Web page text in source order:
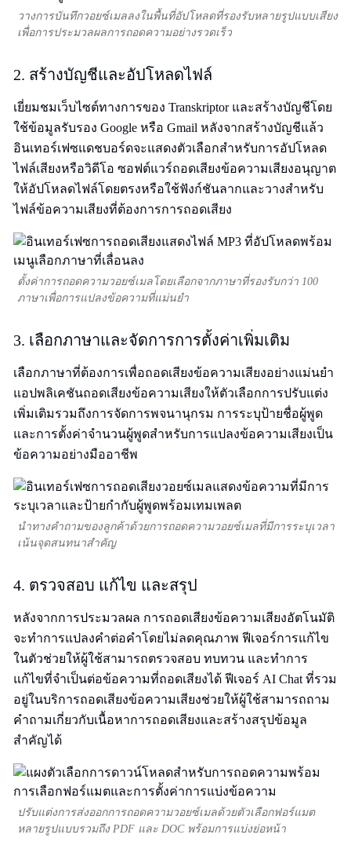
วางการบันทึกวอยซ์เมลลงในพื้นที่อัปโหลดที่รองรับหลายรูปแบบเสียง
เพื่อการประมวลผลการถอดความอย่างรวดเร็ว
2. สร้างบัญชีและอัปโหลดไฟล์
เยี่ยมชมเว็บไซต์ทางการของ Transkriptor และสร้างบัญชีโดย
ใช้ข้อมูลรับรอง Google หรือ Gmail หลังจากสร้างบัญชีแล้ว
อินเทอร์เฟซแดชบอร์ดจะแสดงตัวเลือกสำหรับการอัปโหลด
ไฟล์เสียงหรือวิดีโอ ซอฟต์แวร์ถอดเสียงข้อความเสียงอนุญาต
ให้อัปโหลดไฟล์โดยตรงหรือใช้ฟังก์ชันลากและวางสำหรับ
ไฟล์ข้อความเสียงที่ต้องการการถอดเสียง
ตั้งค่าการถอดความวอยซ์เมลโดยเลือกจากภาษาที่รองรับกว่า 100
ภาษาเพื่อการแปลงข้อความที่แม่นยำ
3. เลือกภาษาและจัดการการตั้งค่าเพิ่มเติม
เลือกภาษาที่ต้องการเพื่อถอดเสียงข้อความเสียงอย่างแม่นยำ
แอปพลิเคชันถอดเสียงข้อความเสียงให้ตัวเลือกการปรับแต่ง
เพิ่มเติมรวมถึงการจัดการพจนานุกรม การระบุป้ายชื่อผู้พูด
และการตั้งค่าจำนวนผู้พูดสำหรับการแปลงข้อความเสียงเป็น
ข้อความอย่างมืออาชีพ
นำทางคำถามของลูกค้าด้วยการถอดความวอยซ์เมลที่มีการระบุเวลา
เน้นจุดสนทนาสำคัญ
4. ตรวจสอบ แก้ไข และสรุป
หลังจากการประมวลผล การถอดเสียงข้อความเสียงอัตโนมัติ
จะทำการแปลงคำต่อคำโดยไม่ลดคุณภาพ ฟีเจอร์การแก้ไข
ในตัวช่วยให้ผู้ใช้สามารถตรวจสอบ ทบทวน และทำการ
แก้ไขที่จำเป็นต่อข้อความที่ถอดเสียงได้ ฟีเจอร์ AI Chat ที่รวม
อยู่ในบริการถอดเสียงข้อความเสียงช่วยให้ผู้ใช้สามารถถาม
คำถามเกี่ยวกับเนื้อหาการถอดเสียงและสร้างสรุปข้อมูล
สำคัญได้
ปรับแต่งการส่งออกการถอดความวอยซ์เมลด้วยตัวเลือกฟอร์แมต
หลายรูปแบบรวมถึง PDF และ DOC พร้อมการแบ่งย่อหน้า